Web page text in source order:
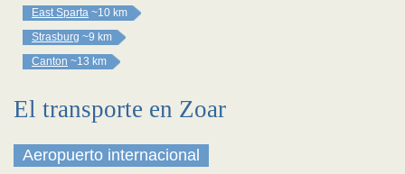
East Sparta ~10 km
Strasburg ~9 km
Canton ~13 km
El transporte en Zoar
Aeropuerto internacional